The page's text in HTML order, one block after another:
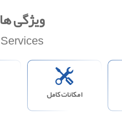
ویژگی ها
Services
امکانات کامل